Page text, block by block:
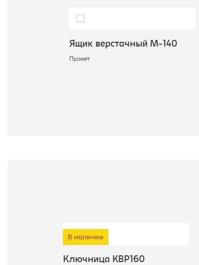
Ящик верстачный М-140
Промет
В наличии
Ключница KBP160